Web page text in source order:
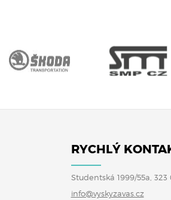
RYCHLÝ
Studentská 1999/55a,
info@vyskyzavas.cz